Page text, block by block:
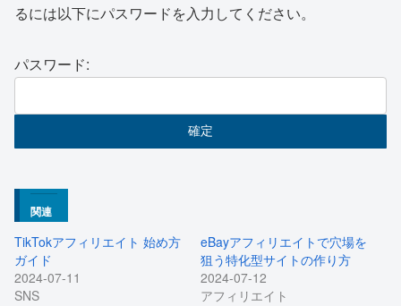
るには以下にパスワードを入力してください。
パスワード:
関連
TikTokアフィリエイト 始め方
ガイド
2024-07-11
SNS
eBayアフィリエイトで穴場を
狙う特化型サイトの作り方
2024-07-12
アフィリエイト